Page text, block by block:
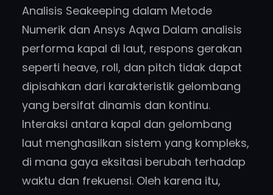
Analisis Seakeeping dalam Metode
Numerik dan Ansys Aqwa Dalam analisis
performa kapal di laut, respons gerakan
seperti heave, roll, dan pitch tidak dapat
dipisahkan dari karakteristik gelombang
yang bersifat dinamis dan kontinu.
Interaksi antara kapal dan gelombang
laut menghasilkan sistem yang kompleks,
di mana gaya eksitasi berubah terhadap
waktu dan frekuensi. Oleh karena itu,